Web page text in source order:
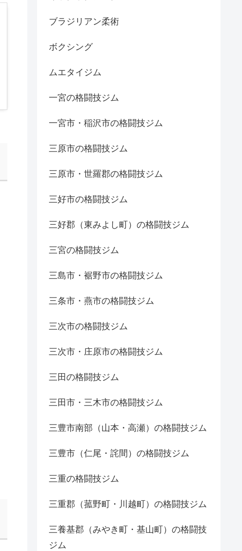
ブラジリアン柔術
ボクシング
ムエタイジム
一宮の格闘技ジム
一宮市・稲沢市の格闘技ジム
三原市の格闘技ジム
三原市・世羅郡の格闘技ジム
三好市の格闘技ジム
三好郡（東みよし町）の格闘技ジム
三宮の格闘技ジム
三島市・裾野市の格闘技ジム
三条市・燕市の格闘技ジム
三次市の格闘技ジム
三次市・庄原市の格闘技ジム
三田の格闘技ジム
三田市・三木市の格闘技ジム
三豊市南部（山本・高瀬）の格闘技ジム
三豊市（仁尾・詫間）の格闘技ジム
三重の格闘技ジム
三重郡（菰野町・川越町）の格闘技ジム
三養基郡（みやき町・基山町）の格闘技
ジム